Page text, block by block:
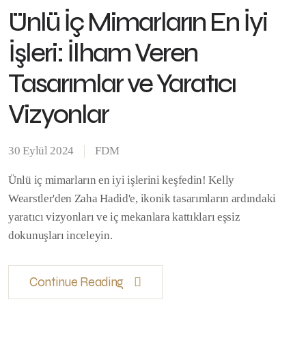
Ünlü İç Mimarların En İyi
İşleri: İlham Veren
Tasarımlar ve Yaratıcı
Vizyonlar
30 Eylül 2024 FDM
Ünlü iç mimarların en iyi işlerini keşfedin! Kelly
Wearstler'den Zaha Hadid'e, ikonik tasarımların ardındaki
yaratıcı vizyonları ve iç mekanlara kattıkları eşsiz
dokunuşları inceleyin.
Continue Reading